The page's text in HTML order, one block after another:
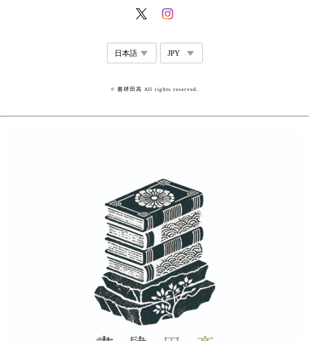
© 書肆田高 All rights reserved.